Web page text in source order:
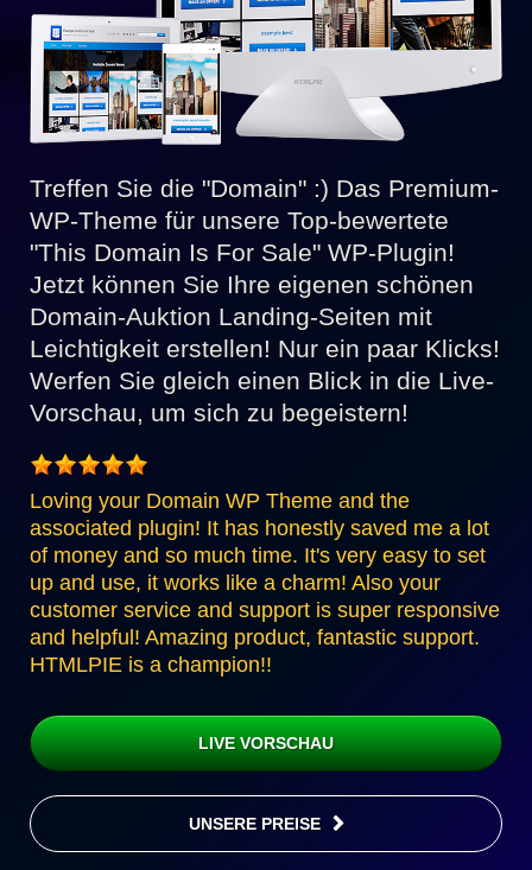
Treffen Sie die "Domain" :) Das Premium-
WP-Theme für unsere Top-bewertete
"This Domain Is For Sale" WP-Plugin!
Jetzt können Sie Ihre eigenen schönen
Domain-Auktion Landing-Seiten mit
Leichtigkeit erstellen! Nur ein paar Klicks!
Werfen Sie gleich einen Blick in die Live-
Vorschau, um sich zu begeistern!
Loving your Domain WP Theme and the
associated plugin! It has honestly saved me a lot
of money and so much time. It's very easy to set
up and use, it works like a charm! Also your
customer service and support is super responsive
and helpful! Amazing product, fantastic support.
HTMLPIE is a champion!!
LIVE VORSCHAU
UNSERE PREISE